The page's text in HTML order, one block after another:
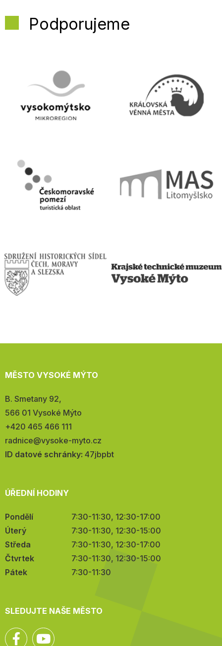
Podporujeme
MĚSTO VYSOKÉ MÝTO
Adresa:
B. Smetany 92,
566 01 Vysoké Mýto
Telefon:
+420 465 466 111
E-
mail:
radnice@vysoke-myto.cz
ID datové schránky: 47jbpbt
ÚŘEDNÍ HODINY
Pondělí
7:30-11:30, 12:30-17:00
Úterý
7:30-11:30, 12:30-15:00
Středa
7:30-11:30, 12:30-17:00
Čtvrtek
7:30-11:30, 12:30-15:00
Pátek
7:30-11:30
SLEDUJTE NAŠE MĚSTO
Facebook